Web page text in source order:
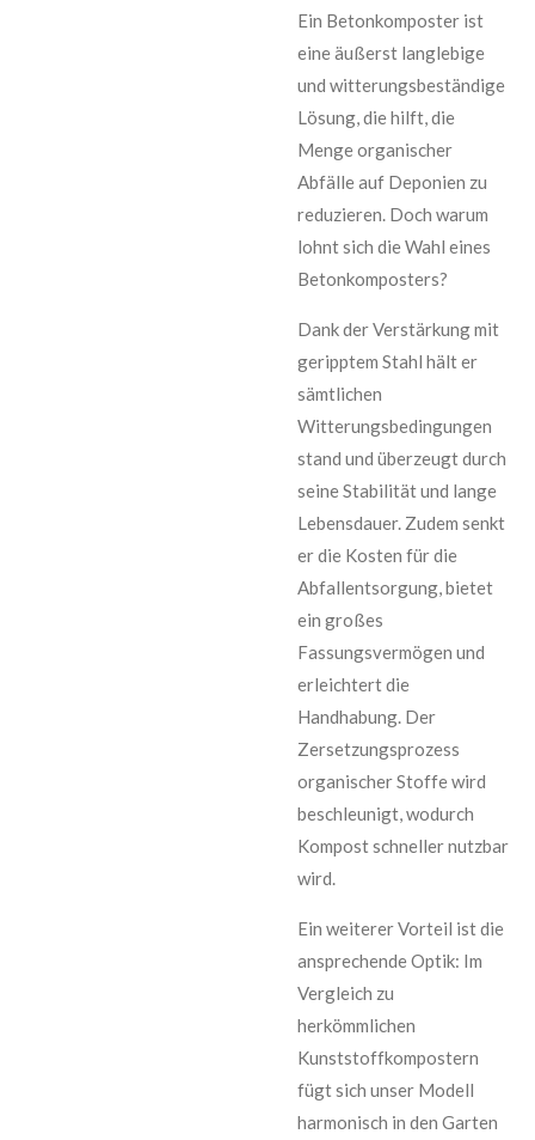
Ein Betonkomposter ist
eine äußerst langlebige
und witterungsbeständige
Lösung, die hilft, die
Menge organischer
Abfälle auf Deponien zu
reduzieren. Doch warum
lohnt sich die Wahl eines
Betonkomposters?
Dank der Verstärkung mit
geripptem Stahl hält er
sämtlichen
Witterungsbedingungen
stand und überzeugt durch
seine Stabilität und lange
Lebensdauer. Zudem senkt
er die Kosten für die
Abfallentsorgung, bietet
ein großes
Fassungsvermögen und
erleichtert die
Handhabung. Der
Zersetzungsprozess
organischer Stoffe wird
beschleunigt, wodurch
Kompost schneller nutzbar
wird.
Ein weiterer Vorteil ist die
ansprechende Optik: Im
Vergleich zu
herkömmlichen
Kunststoffkompostern
fügt sich unser Modell
harmonisch in den Garten